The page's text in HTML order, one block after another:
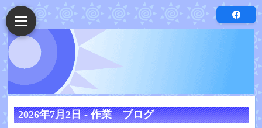
2026年7月2日 - 作業 ブログ